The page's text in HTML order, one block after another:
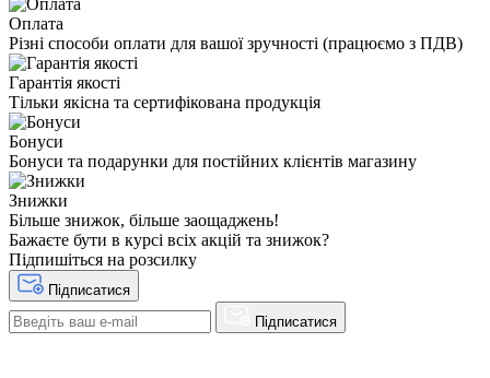
Оплата
Різні способи оплати для вашої зручності (працюємо з ПДВ)
Гарантія якості
Тільки якісна та сертифікована продукція
Бонуси
Бонуси та подарунки для постійних клієнтів магазину
Знижки
Більше знижок, більше заощаджень!
Бажаєте бути в курсі всіх акцій та знижок?
Підпишіться на розсилку
Підписатися
Підписатися